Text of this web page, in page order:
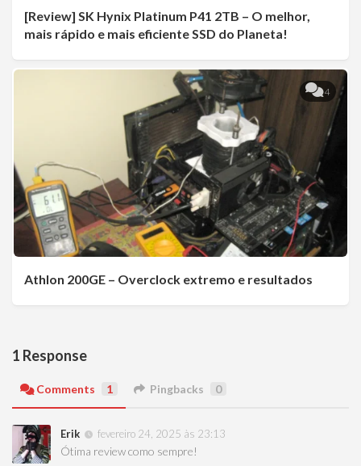
[Review] SK Hynix Platinum P41 2TB – O melhor,
mais rápido e mais eficiente SSD do Planeta!
4
Athlon 200GE – Overclock extremo e resultados
1 Response
Comments 1 Pingbacks 0
Erik fevereiro 24, 2025 às 23:13
Ótima review como sempre!